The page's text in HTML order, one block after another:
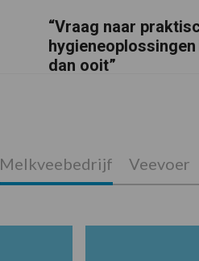
“Vraag naar
dan ooit”
Melkveebedrijf Veevoer